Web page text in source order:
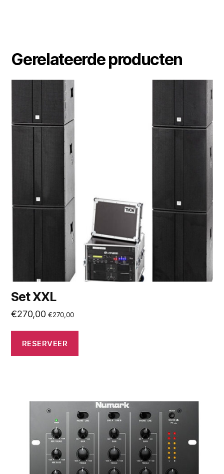
Gerelateerde producten
Set XXL
€270,00 €270,00
RESERVEER